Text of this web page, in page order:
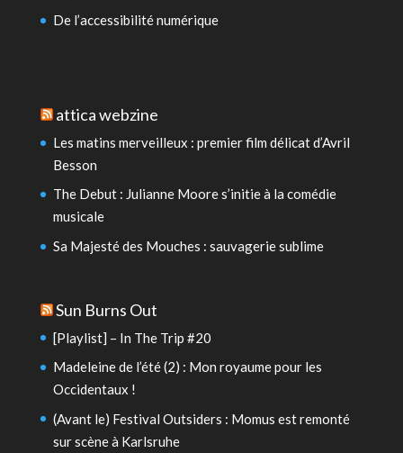
De l’accessibilité numérique
attica webzine
Les matins merveilleux : premier film délicat d’Avril
Besson
The Debut : Julianne Moore s’initie à la comédie
musicale
Sa Majesté des Mouches : sauvagerie sublime
Sun Burns Out
[Playlist] – In The Trip #20
Madeleine de l’été (2) : Mon royaume pour les
Occidentaux !
(Avant le) Festival Outsiders : Momus est remonté
sur scène à Karlsruhe